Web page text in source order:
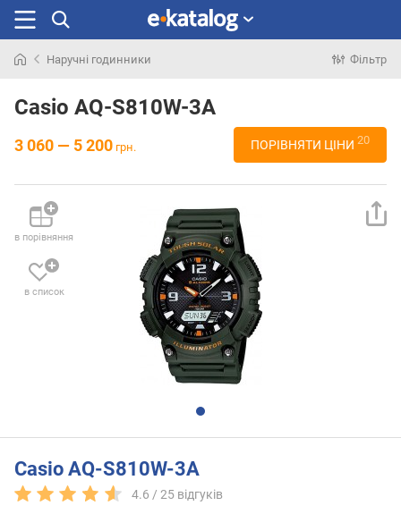
раніше
Наручні годинники Фільтр
Casio AQ-S810W-3A
3 060 — 5 200 грн. ПОРІВНЯТИ ЦІНИ 20
в порівняння
в список
Casio AQ-S810W-3A
4.6 /25 відгуків